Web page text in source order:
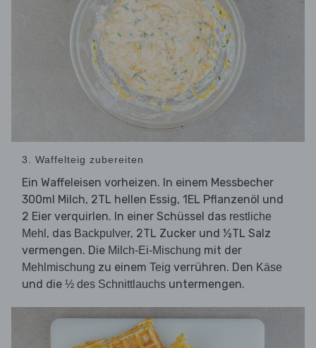
3. Waffelteig zubereiten
Ein Waffeleisen vorheizen. In einem Messbecher
300ml Milch, 2TL hellen Essig, 1EL Pflanzenöl und
2 Eier verquirlen. In einer Schüssel das restliche
Mehl , das Backpulver, 2TL Zucker und ½TL Salz
vermengen. Die Milch-Ei-Mischung mit der
Mehlmischung zu einem Teig verrühren. Den Käse
und die ½ des Schnittlauchs untermengen.